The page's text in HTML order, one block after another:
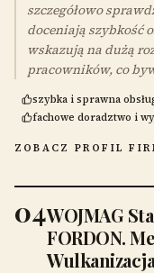
szczegółowo
doceniają szybkość
wskazują na dużą
pracowników, co
szybka i sprawna
fachowe doradztwo i
ZOBACZ PROFIL
04WOJMAG
FORDON.